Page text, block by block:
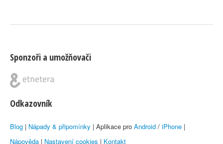
Sponzoři a umožňovači
Odkazovník
Blog | Nápady & připomínky | Aplikace pro Android / iPhone |
Nápověda | Nastavení cookies | Kontakt